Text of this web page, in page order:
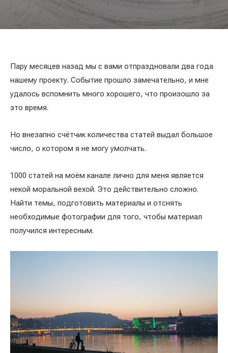
Пару месяцев назад мы с вами отпраздновали два года
нашему проекту. Событие прошло замечательно, и мне
удалось вспомнить много хорошего, что произошло за
это время.
Но внезапно счётчик количества статей выдал большое
число, о котором я не могу умолчать.
1000 статей на моём канале лично для меня является
некой моральной вехой. Это действительно сложно.
Найти темы, подготовить материалы и отснять
необходимые фотографии для того, чтобы материал
получился интересным.